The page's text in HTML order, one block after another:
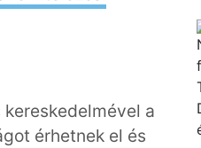
a
érhetnek el és